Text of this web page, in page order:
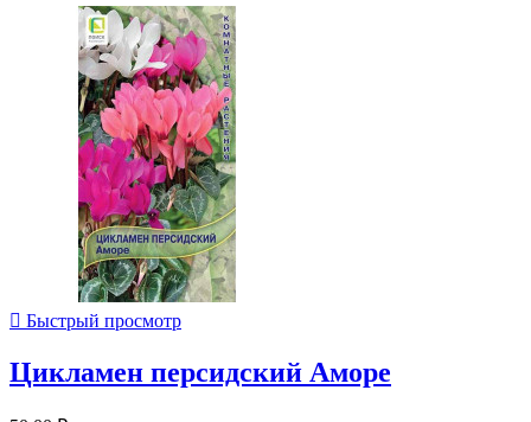
 Быстрый просмотр
Цикламен персидский Аморе